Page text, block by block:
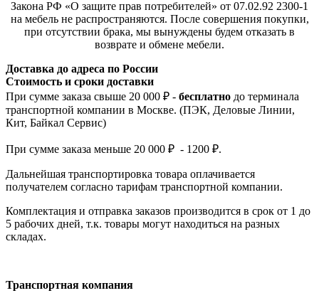
Закона РФ «О защите прав потребителей» от 07.02.92 2300-1
на мебель не распространяются. После совершения покупки,
при отсутствии брака, мы вынуждены будем отказать в
возврате и обмене мебели.
Доставка до адреса по России
Стоимость и сроки доставки
При сумме заказа свыше 20 000 ₽ - бесплатно до терминала
транспортной компании в Москве. (ПЭК, Деловые Линии,
Кит, Байкал Сервис)
При сумме заказа меньше 20 000 ₽ - 1200 ₽.
Дальнейшая транспортировка товара оплачивается
получателем согласно тарифам транспортной компании.
Комплектация и отправка заказов производится в срок от 1 до
5 рабочих дней, т.к. товары могут находиться на разных
складах.
Транспортная компания